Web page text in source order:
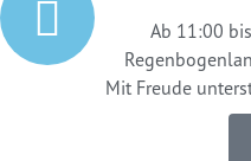
Ab 11:00
Mit Freude